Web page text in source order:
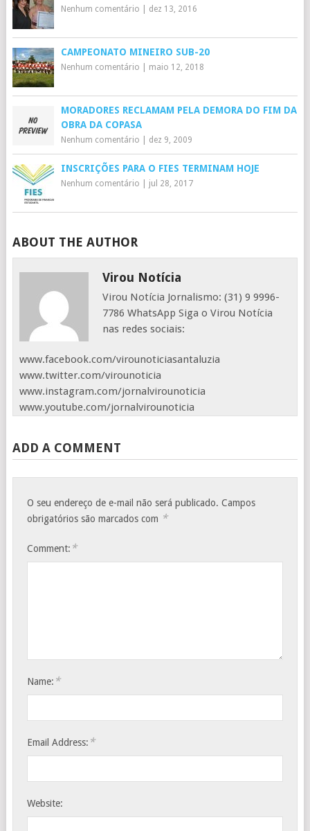
Nenhum comentário dez 13, 2016
CAMPEONATO MINEIRO SUB-20
Nenhum comentário maio 12, 2018
MORADORES RECLAMAM PELA DEMORA DO FIM DA
OBRA DA COPASA
Nenhum comentário dez 9, 2009
INSCRIÇÕES PARA O FIES TERMINAM HOJE
Nenhum comentário jul 28, 2017
ABOUT THE AUTHOR
Virou Notícia
Virou Notícia Jornalismo: (31) 9 9996-
7786 WhatsApp Siga o Virou Notícia
nas redes sociais:
www.facebook.com/virounoticiasantaluzia
www.twitter.com/virounoticia
www.instagram.com/jornalvirounoticia
www.youtube.com/jornalvirounoticia
ADD A COMMENT
O seu endereço de e-mail não será publicado. Campos
obrigatórios são marcados com *
Comment: *
Name: *
Email Address: *
Website: